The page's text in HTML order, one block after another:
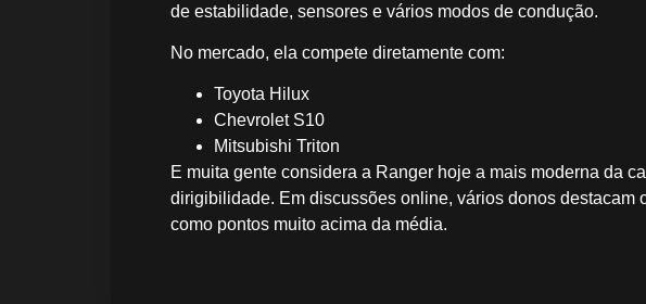
de estabilidade, sensores e vários modos de condução.
No mercado, ela compete diretamente com:
Toyota Hilux
Chevrolet S10
Mitsubishi Triton
E muita gente considera a Ranger hoje a mais moderna da
dirigibilidade. Em discussões online, vários donos destacam
como pontos muito acima da média.